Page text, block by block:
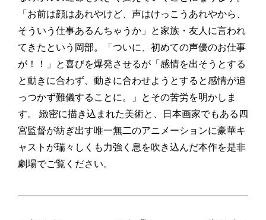
「お前は顔はあれやけど、声はけっこうあれやから、
そういう仕事あるんちゃうか」と家族・友人に言われ
てきたという岡部。「ついに、初めての声優のお仕事
が！！」と喜びを爆発させるが「感情を出そうとする
と動きに合わず、動きに合わせようとすると感情が追
っつかず難儀することに。」とその苦労を明かしま
す。
緻密に描き込まれた美術と、日本画家でもある四
宮監督が紡ぎ出す唯一無二のアニメーションに豪華キ
ャストが瑞々しくも力強く息を吹き込んだ本作を是非
劇場でご覧ください。